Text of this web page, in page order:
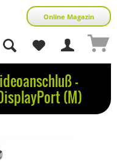
Online Magazin
-
(M)